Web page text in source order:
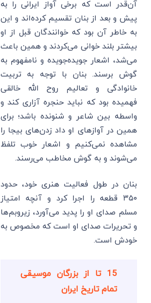
آن‌قدر است که برخی آواز ایرانی را به
پیش و بعد از بنان تقسیم کرده‌اند و این
به خاطر آن بود که خوانندگان قبل از او
بیشتر بلند خوانی می‌کردند و همین باعث
می‌شد، اشعار جویده‌جویده و نامفهوم به
گوش برسند. بنان با توجه به تربیت
خانوادگی و تعالیم روح الله خالقی
فهمیده بود که نباید حنجره آزاری کند و
واسطه بین شاعر و شنونده باشد؛ برای
همین در آوازهای او داد زدن‌های بیجا را
مشاهده نمی‌کنیم و اشعار خوب تلفظ
می‌شوند و به گوش مخاطب می‌رسند.
بنان در طول فعالیت هنری خود، حدود
۳۵۰ قطعه را اجرا کرد و آنچه امتیاز
مسلم صدای او را پدید می‌آورد، زیروبم‌ها
و تحریرات صدای او است که مخصوص به
خودش است.
15 تا از بزرگان موسیقی
تمام تاریخ ایران